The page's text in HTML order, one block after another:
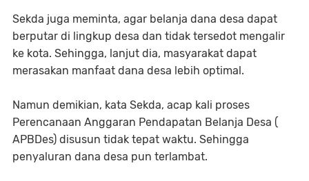
Sekda juga meminta, agar belanja dana desa dapat
berputar di lingkup desa dan tidak tersedot mengalir
ke kota. Sehingga, lanjut dia, masyarakat dapat
merasakan manfaat dana desa lebih optimal.
Namun demikian, kata Sekda, acap kali proses
Perencanaan Anggaran Pendapatan Belanja Desa (
APBDes) disusun tidak tepat waktu. Sehingga
penyaluran dana desa pun terlambat.